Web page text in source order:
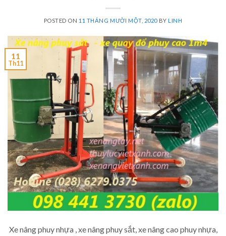
POSTED ON 11 THÁNG MƯỜI MỘT, 2020 BYLINH
11
Th11
Xe nâng phuy nhựa , xe nâng phuy sắt, xe nâng cao phuy nhựa,